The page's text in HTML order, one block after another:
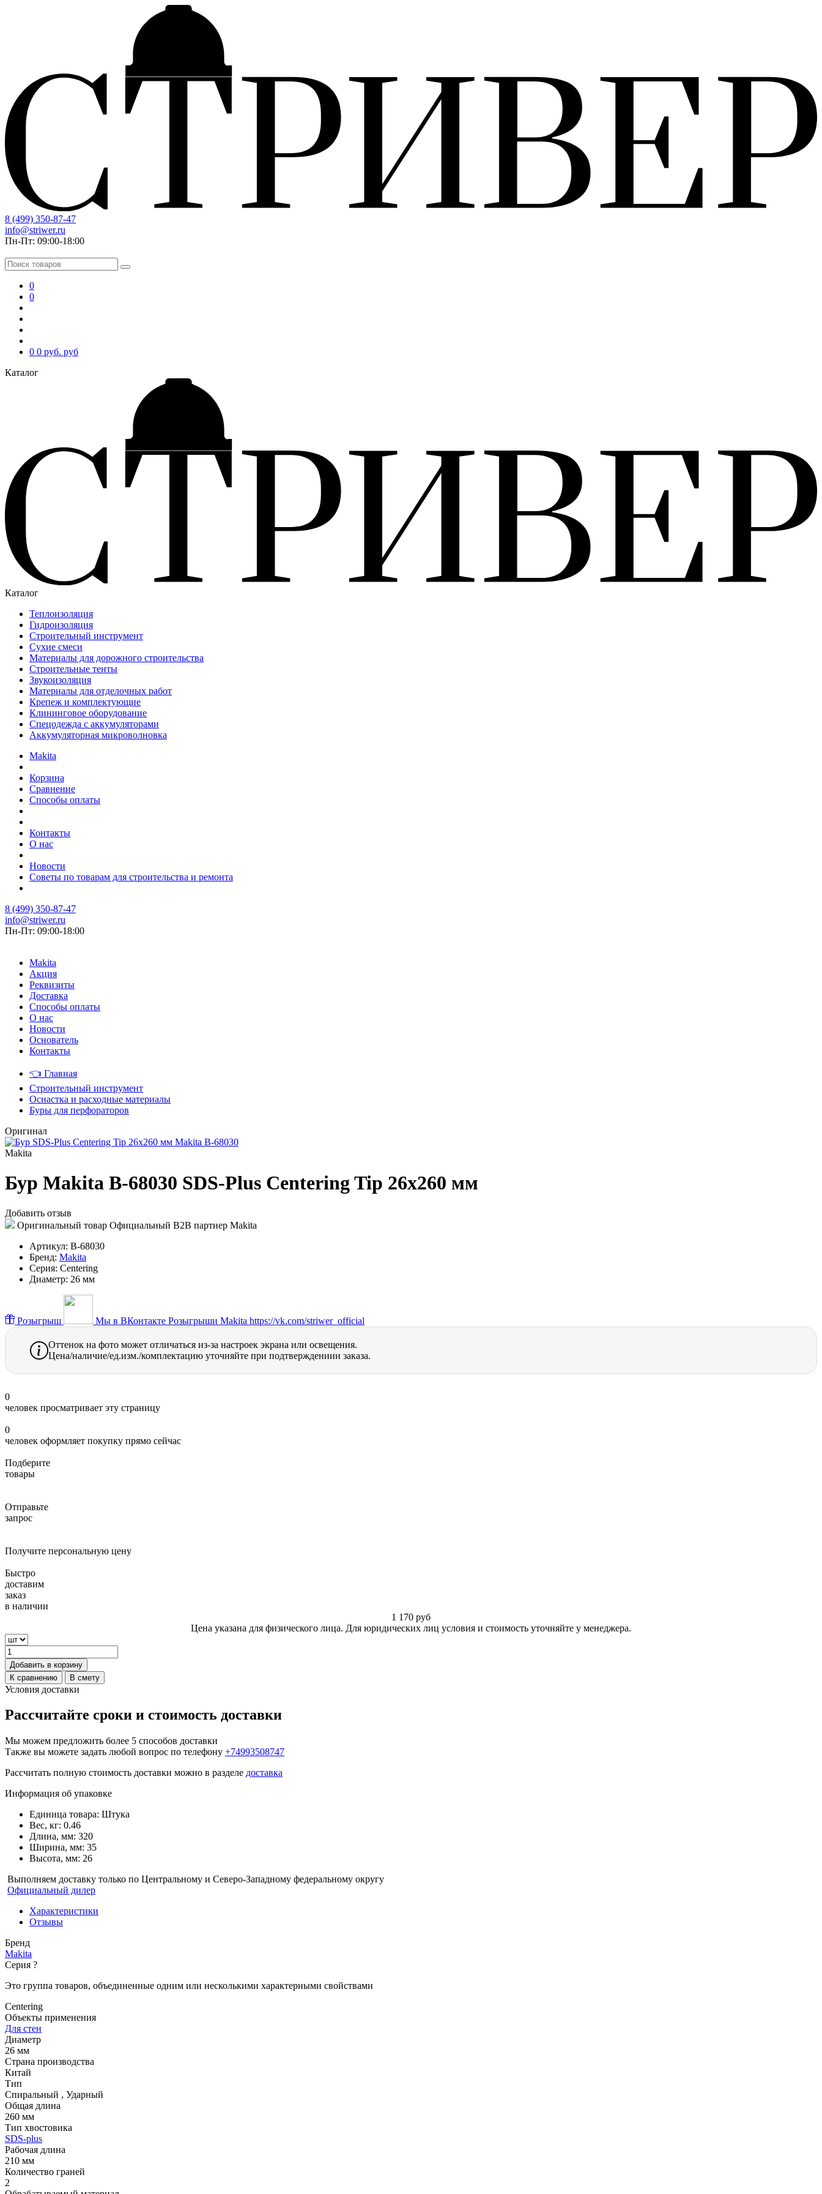
8 (499) 350-87-47
info@striwer.ru
Пн-Пт: 09:00-18:00
0
0
0 0 руб. руб
Каталог
Каталог
Теплоизоляция
Гидроизоляция
Строительный инструмент
Сухие смеси
Материалы для дорожного строительства
Строительные тенты
Звукоизоляция
Материалы для отделочных работ
Крепеж и комплектующие
Клининговое оборудование
Спецодежда с аккумуляторами
Аккумуляторная микроволновка
Makita
Корзина
Сравнение
Способы оплаты
Контакты
О нас
Новости
Советы по товарам для строительства и ремонта
8 (499) 350-87-47
info@striwer.ru
Пн-Пт: 09:00-18:00
Makita
Акция
Реквизиты
Доставка
Способы оплаты
О нас
Новости
Основатель
Контакты
👈 Главная
Строительный инструмент
Оснастка и расходные материалы
Буры для перфораторов
Оригинал
Makita
Бур Makita B-68030 SDS-Plus Centering Tip 26x260 мм
Добавить отзыв
Оригинальный товар Официальный B2B партнер Makita
Артикул: B-68030
Бренд: Makita
Серия: Centering
Диаметр: 26 мм
Розыгрыш Мы в ВКонтакте Розыгрыши Makita https://vk.com/striwer_official
Оттенок на фото может отличаться из-за настроек экрана или освещения.
Цена/наличие/ед.изм./комплектацию уточняйте при подтверждениии заказа.
0
человек просматривает эту страницу
0
человек оформляет покупку прямо сейчас
Подберите
товары
Отправьте
запрос
Получите персональную цену
Быстро
доставим
заказ
в наличии
1 170 руб
Цена указана для физического лица. Для юридических лиц условия и стоимость уточняйте у менеджера.
Добавить в корзину
К сравнению
В смету
Условия доставки
Рассчитайте сроки и стоимость доставки
Мы можем предложить более 5 способов доставки
Также вы можете задать любой вопрос по телефону +74993508747
Рассчитать полную стоимость доставки можно в разделе доставка
Информация об упаковке
Единица товара: Штука
Вес, кг: 0.46
Длина, мм: 320
Ширина, мм: 35
Высота, мм: 26
Выполняем доставку только по Центральному и Северо-Западному федеральному округу
Официальный дилер
Характеристики
Отзывы
Бренд
Makita
Серия ?
Это группа товаров, объединенные одним или несколькими характерными свойствами
Centering
Объекты применения
Для стен
Диаметр
26 мм
Страна производства
Китай
Тип
Спиральный , Ударный
Общая длина
260 мм
Тип хвостовика
SDS-plus
Рабочая длина
210 мм
Количество граней
2